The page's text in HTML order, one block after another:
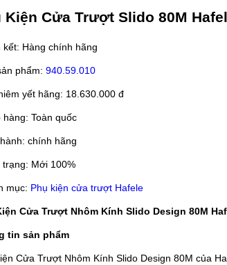
Kiện Cửa Trượt Slido 80M
kết: Hàng chính hãng
phẩm: 940.59.010
yết hãng: 18.630.000 đ
hàng: Toàn quốc
chính hãng
Mới 100%
mục: Phụ kiện cửa trượt Hafele
Cửa Trượt Nhôm Kính Slido Design 80M
tin sản phẩm
Cửa Trượt Nhôm Kính Slido Design 80M của